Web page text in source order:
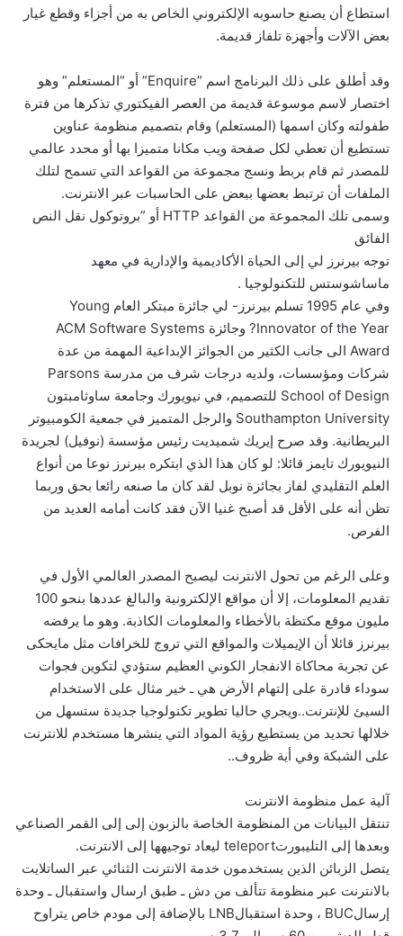
استطاع أن يصنع حاسوبه الإلكتروني الخاص به من ‏أجزاء وقطع غيار
بعض الآلات وأجهزة تلفاز قديمة.‏
وقد أطلق على ذلك البرنامج اسم ‏Enquire”‎‏” أو ”المستعلم” وهو
اختصار لاسم موسوعة قديمة من العصر ‏الفيكتوري تذكرها من فترة
طفولته وكان اسمها (المستعلم) وقام بتصميم منظومة عناوين
‏تستطيع أن تعطي لكل صفحة ويب مكانا متميزا بها أو محدد عالمي
للمصدر ثم قام بربط ونسج مجموعة من ‏القواعد التي تسمح لتلك
الملفات أن ترتبط بعضها ببعض على الحاسبات عبر الانترنت. ‏
وسمى تلك المجموعة من القواعد ‏HTTP‏ أو ”بروتوكول نقل النص
الفائق
توجه بيرنرز لي إلى الحياة الأكاديمية والإدارية في معهد
ماساشوستس للتكنولوجيا .
وفي عام 1995 تسلم بيرنرز- لي جائزة مبتكر العام ‏Young
Innovator of the Year‏? وجائزة ‏ACM ‎Software Systems
Award‏ الى جانب الكثير من الجوائز الإبداعية المهمة من عدة
شركات ومؤسسات، ‏ولديه درجات شرف من مدرسة ‏Parsons
School of Design‏ للتصميم، في نيويورك وجامعة ساوثامبتون
‏Southampton University‏ والرجل المتميز في جمعية الكومبيوتر
البريطانية. وقد صرح إيريك شميديت رئيس مؤسسة (نوفيل) لجريدة
النيويورك تايمز قائلا: لو كان هذا الذي ابتكره بيرنرز ‏نوعا من أنواع
العلم التقليدي لفاز بجائزة نوبل لقد كان ما صنعه رائعا بحق وربما
تظن أنه على الأقل قد ‏أصبح غنيا الآن فقد كانت أمامه العديد من
الفرص.
وعلى الرغم من تحول الانترنت ليصبح المصدر العالمي الأول في
تقديم المعلومات، إلا أن مواقع الإلكترونية ‏والبالغ عددها بنحو 100
مليون موقع مكتظة بالأخطاء والمعلومات الكاذبة. وهو ما يرفضه
بيرنرز قائلا أن ‏الإيميلات والمواقع التي تروج للخرافات مثل مايحكى
عن تجربة محاكاة الانفجار الكوني العظيم ستؤدي لتكوين فجوات
‏سوداء قادرة على إلتهام الأرض هي ـ خير مثال على الاستخدام
السيئ للإنترنت.‏.‏ويجري حاليا تطوير تكنولوجيا جديدة ستسهل من
خلالها تحديد من يستطيع رؤية المواد التي ينشرها مستخدم ‏للانترنت
على الشبكة وفي أية ظروف.‏.
آلية عمل منظومة الانترنت
تنتقل البيانات من المنظومة الخاصة بالزبون إلى إلى القمر الصناعي
وبعدها إلى التليبورتteleport ليعاد توجيهها إلى الانترنت.
يتصل الزبائن الذين يستخدمون خدمة الانترنت الثنائي عبر الساتلايت
بالانترنت عبر منظومة تتألف من دش ـ طبق ارسال واستقبال ـ وحدة
إرسالBUC ، وحدة استقبالLNB بالإضافة إلى مودم خاص يتراوح